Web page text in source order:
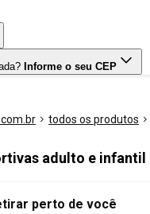
Informe o seu CEP
todos os produtos
adulto e infantil
perto de você